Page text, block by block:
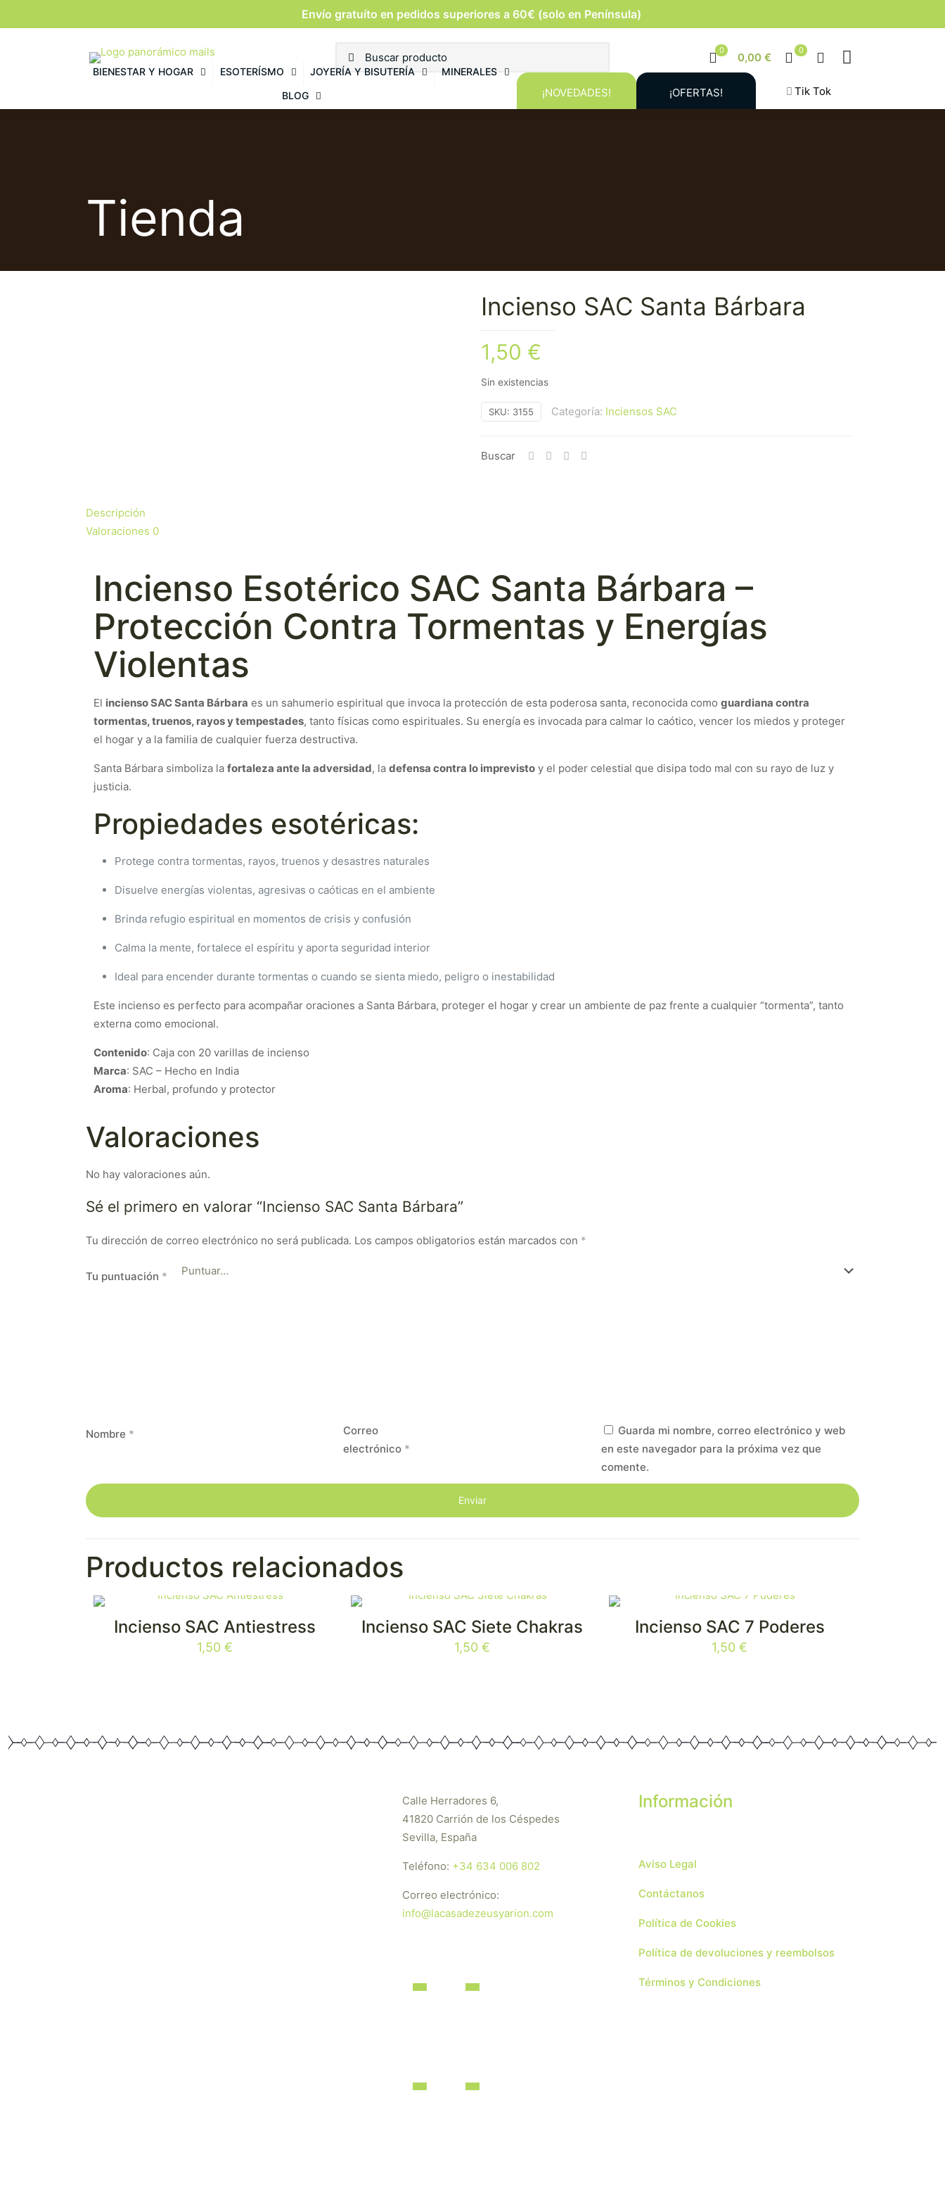
Envío gratuíto en pedidos superiores a 60€ (solo en Península)
0
0,00 €
0
BIENESTAR Y HOGAR ESOTERÍSMO JOYERÍA Y BISUTERÍA
MINERALES
BLOG
¡NOVEDADES! ¡OFERTAS! Tik Tok
Tienda
Incienso SAC Santa Bárbara
1,50 €
Sin existencias
SKU: 3155 Categoría: Inciensos SAC
Buscar
Descripción
Valoraciones 0
Incienso Esotérico SAC Santa Bárbara –
Protección Contra Tormentas y Energías
Violentas
El incienso SAC Santa Bárbara es un sahumerio espiritual que invoca la protección de esta poderosa santa, reconocida como guardiana contra
tormentas, truenos, rayos y tempestades, tanto físicas como espirituales. Su energía es invocada para calmar lo caótico, vencer los miedos y proteger
el hogar y a la familia de cualquier fuerza destructiva.
Santa Bárbara simboliza la fortaleza ante la adversidad, la defensa contra lo imprevisto y el poder celestial que disipa todo mal con su rayo de luz y
justicia.
Propiedades esotéricas:
Protege contra tormentas, rayos, truenos y desastres naturales
Disuelve energías violentas, agresivas o caóticas en el ambiente
Brinda refugio espiritual en momentos de crisis y confusión
Calma la mente, fortalece el espíritu y aporta seguridad interior
Ideal para encender durante tormentas o cuando se sienta miedo, peligro o inestabilidad
Este incienso es perfecto para acompañar oraciones a Santa Bárbara, proteger el hogar y crear un ambiente de paz frente a cualquier “tormenta”, tanto
externa como emocional.
Contenido: Caja con 20 varillas de incienso
Marca: SAC – Hecho en India
Aroma: Herbal, profundo y protector
Valoraciones
No hay valoraciones aún.
Sé el primero en valorar “Incienso SAC Santa Bárbara”
Tu dirección de correo electrónico no será publicada. Los campos obligatorios están marcados con *
Tu puntuación *
Nombre *
Correo
electrónico *
Guarda mi nombre, correo electrónico y web
en este navegador para la próxima vez que
comente.
Productos relacionados
Incienso SAC Antiestress
1,50 €
Incienso SAC Siete Chakras
1,50 €
Incienso SAC 7 Poderes
1,50€
Calle Herradores 6,
41820 Carrión de los Céspedes
Sevilla, España
Teléfono: +34 634 006 802
Correo electrónico:
info@lacasadezeusyarion.com
Información
Aviso Legal
Contáctanos
Política de Cookies
Política de devoluciones y reembolsos
Términos y Condiciones